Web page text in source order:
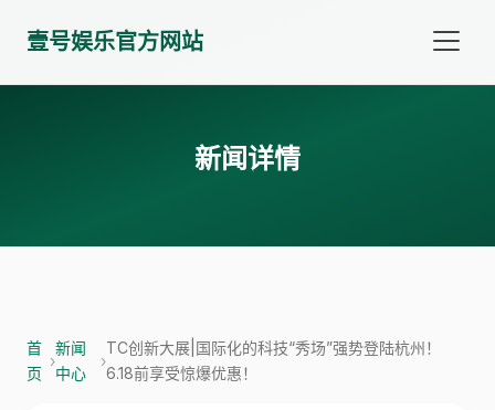
壹号娱乐官方网站
新闻详情
首
页
›
新闻
中心
›
TC创新大展|国际化的科技“秀场”强势登陆杭州！
6.18前享受惊爆优惠！